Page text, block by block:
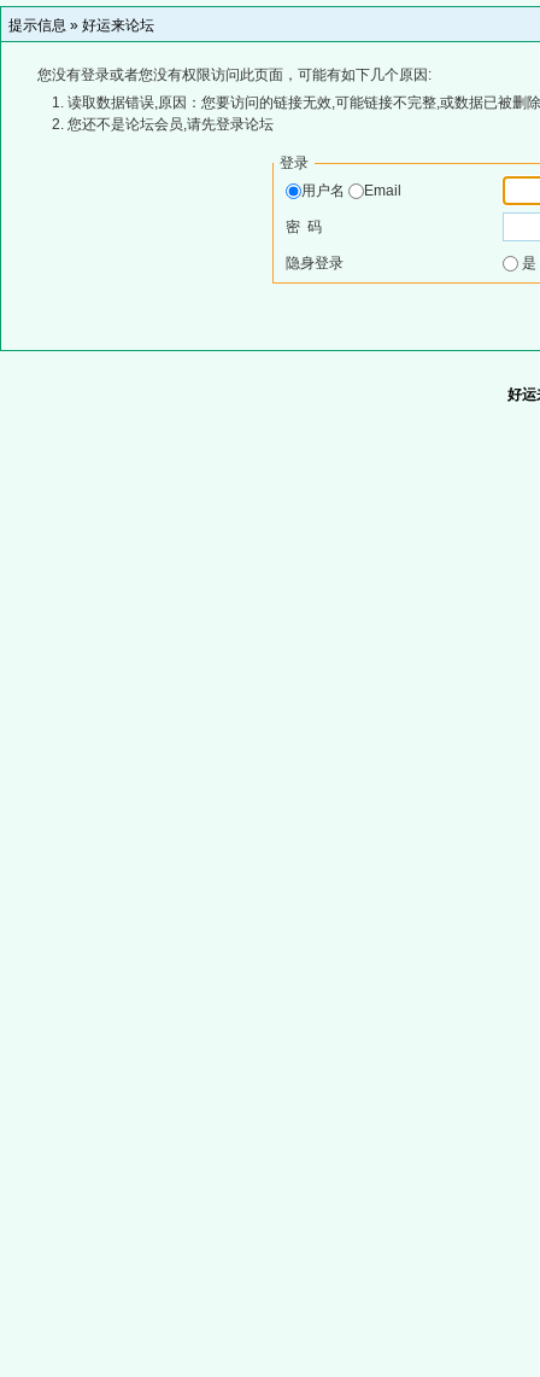
提示信息 » 好运来论坛
您没有登录或者您没有权限访问此页面，可能有如下几个原因:
读取数据错误,原因：您要访问的链接无效,可能链接不完整,或数据已被删
您还不是论坛会员,请先登录论坛
登录
用户名
Email
密 码
隐身登录
好